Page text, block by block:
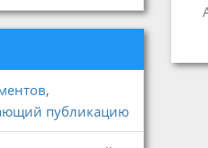
публикацию